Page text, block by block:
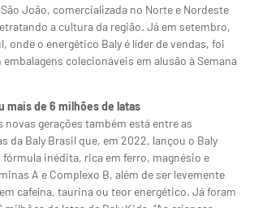
João, comercializada no Norte e Nordeste
a cultura da região. Já em setembro,
onde o energético Baly é líder de vendas, foi
colecionáveis em alusão à Semana
mais de 6 milhões de latas
novas gerações também está entre as
da Baly Brasil que, em 2022, lançou o Baly
inédita, rica em ferro, magnésio e
A e Complexo B, além de ser levemente
cafeína, taurina ou teor energético. Já foram